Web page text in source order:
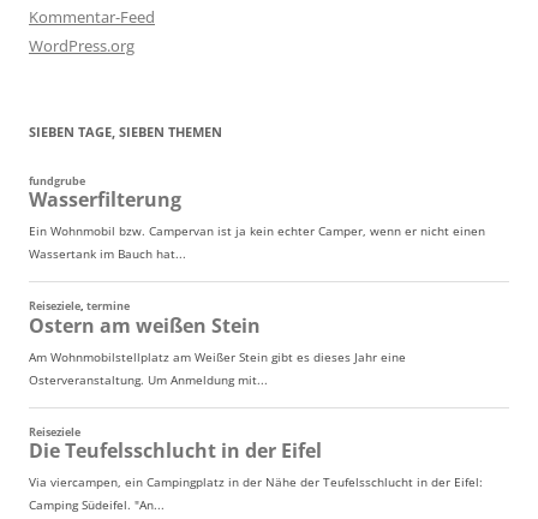
Kommentar-Feed
WordPress.org
SIEBEN TAGE, SIEBEN THEMEN